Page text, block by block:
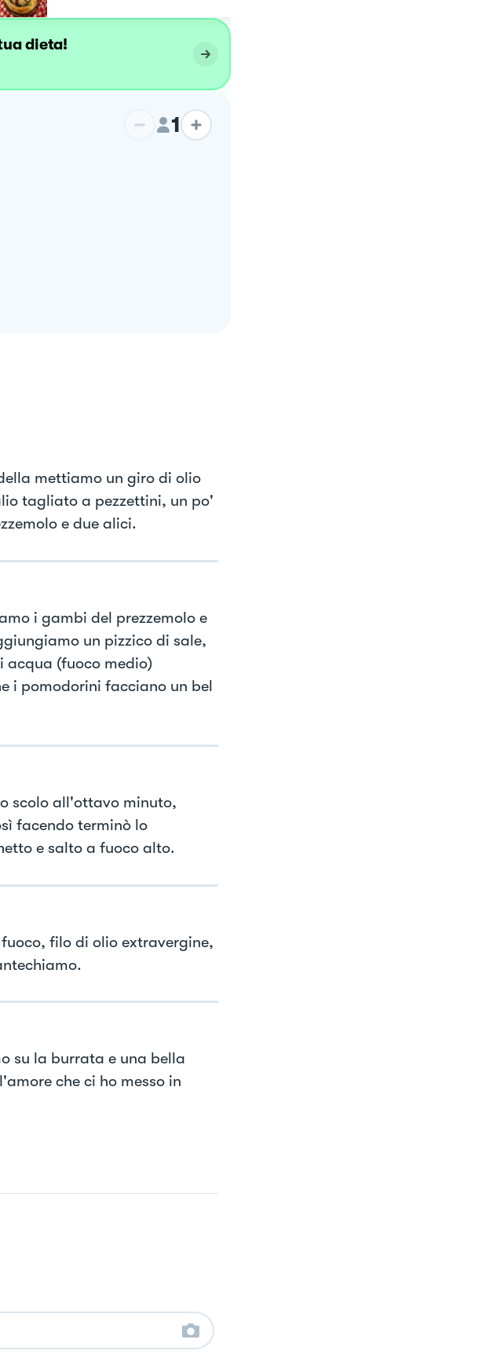
dieta!
1
mettiamo un giro di olio
tagliato a pezzettini, un po'
e due alici.
i gambi del prezzemolo e
un pizzico di sale,
acqua (fuoco medio)
i pomodorini facciano un bel
scolo all'ottavo minuto,
facendo terminò lo
e salto a fuoco alto.
filo di olio extravergine,
su la burrata e una bella
che ci ho messo in